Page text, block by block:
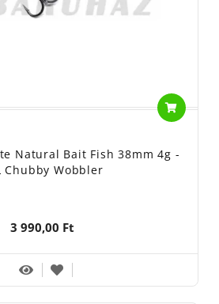
Natural Bait Fish 38mm 4g -
Chubby Wobbler
3 990,00 Ft